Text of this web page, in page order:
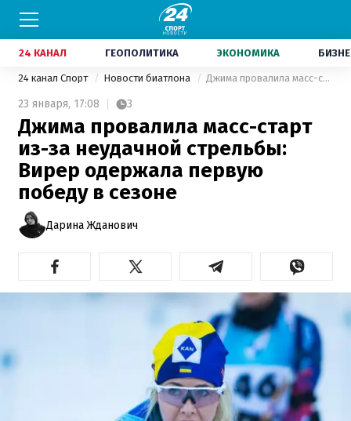
24 КАНАЛ ГЕОПОЛИТИКА ЭКОНОМИКА
24 канал Спорт Новости биатлона Джима провалила масс-старт из-за неудачной стрельбы: Вирер одержала первую победу в сезоне
23 января, 17:08 3
Джима провалила масс-старт
из-за неудачной стрельбы:
Вирер одержала первую
победу в сезоне
Дарина Жданович